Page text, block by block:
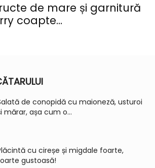
de mare și garnitură
coapte...
de conopidă cu maioneză, usturoi
mărar, așa cum o...
cu cireșe și migdale foarte,
gustoasă!